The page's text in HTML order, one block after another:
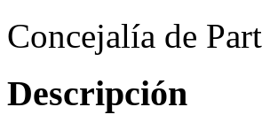
Concejalía de
Descripción